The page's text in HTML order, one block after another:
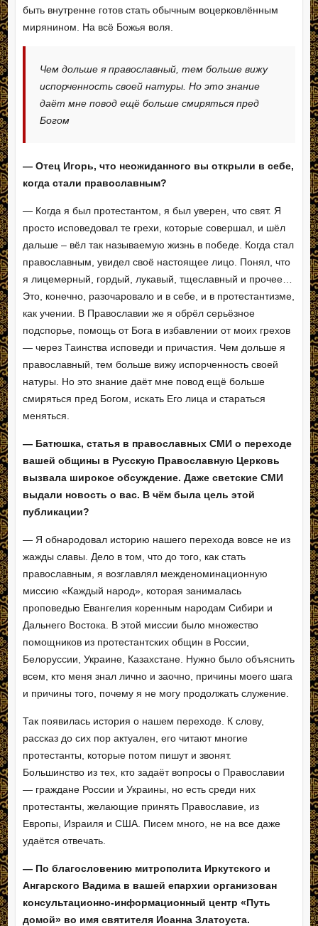
быть внутренне готов стать обычным воцерковлённым
мирянином. На всё Божья воля.
Чем дольше я православный, тем больше вижу
испорченность своей натуры. Но это знание
даёт мне повод ещё больше смиряться пред
Богом
— Отец Игорь, что неожиданного вы открыли в себе,
когда стали православным?
— Когда я был протестантом, я был уверен, что свят. Я
просто исповедовал те грехи, которые совершал, и шёл
дальше – вёл так называемую жизнь в победе. Когда стал
православным, увидел своё настоящее лицо. Понял, что
я лицемерный, гордый, лукавый, тщеславный и прочее…
Это, конечно, разочаровало и в себе, и в протестантизме,
как учении. В Православии же я обрёл серьёзное
подспорье, помощь от Бога в избавлении от моих грехов
— через Таинства исповеди и причастия. Чем дольше я
православный, тем больше вижу испорченность своей
натуры. Но это знание даёт мне повод ещё больше
смиряться пред Богом, искать Его лица и стараться
меняться.
— Батюшка, статья в православных СМИ о переходе
вашей общины в Русскую Православную Церковь
вызвала широкое обсуждение. Даже светские СМИ
выдали новость о вас. В чём была цель этой
публикации?
— Я обнародовал историю нашего перехода вовсе не из
жажды славы. Дело в том, что до того, как стать
православным, я возглавлял межденоминационную
миссию «Каждый народ», которая занималась
проповедью Евангелия коренным народам Сибири и
Дальнего Востока. В этой миссии было множество
помощников из протестантских общин в России,
Белоруссии, Украине, Казахстане. Нужно было объяснить
всем, кто меня знал лично и заочно, причины моего шага
и причины того, почему я не могу продолжать служение.
Так появилась история о нашем переходе. К слову,
рассказ до сих пор актуален, его читают многие
протестанты, которые потом пишут и звонят.
Большинство из тех, кто задаёт вопросы о Православии
— граждане России и Украины, но есть среди них
протестанты, желающие принять Православие, из
Европы, Израиля и США. Писем много, не на все даже
удаётся отвечать.
— По благословению митрополита Иркутского и
Ангарского Вадима в вашей епархии организован
консультационно-информационный центр «Путь
домой» во имя святителя Иоанна Златоуста.